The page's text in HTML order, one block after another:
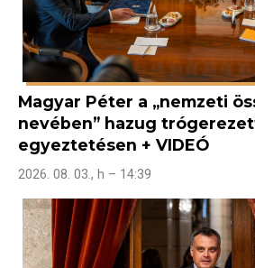
Magyar Péter a „nemzeti
nevében” hazug
egyeztetésen + VIDEÓ
2026. 08. 03., h – 14:39